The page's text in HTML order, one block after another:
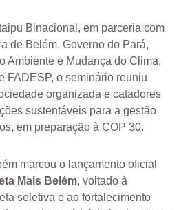
Binacional, em parceria com
de Belém, Governo do Pará,
Ambiente e Mudança do Clima,
FADESP, o seminário reuniu
organizada e catadores
sustentáveis para a gestão
em preparação à COP 30.
marcou o lançamento oficial
Mais Belém, voltado à
seletiva e ao fortalecimento